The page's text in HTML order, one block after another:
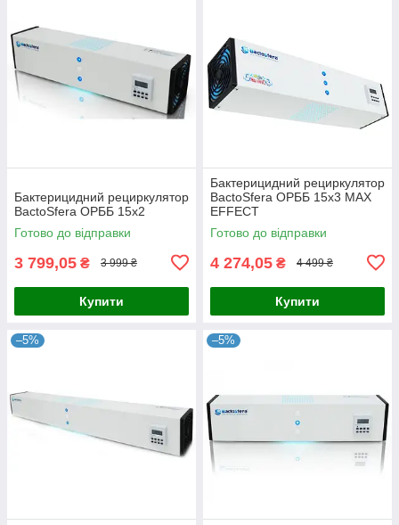
Бактерицидний рециркулятор
BactoSfera ОРББ 15х2
Готово до відправки
3 799,05 ₴ 3 999 ₴
Купити
Бактерицидний рециркулятор
BactoSfera ОРББ 15х3 MAX
EFFECT
Готово до відправки
4 274,05 ₴ 4 499 ₴
Купити
–5% –5%